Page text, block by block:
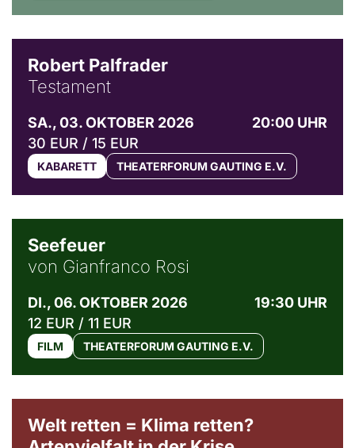
Robert Palfrader
Testament
SA., 03. OKTOBER 2026
20:00 UHR
30 EUR / 15 EUR
KABARETT THEATERFORUM GAUTING E.V.
Seefeuer
von Gianfranco Rosi
DI., 06. OKTOBER 2026
19:30 UHR
12 EUR / 11 EUR
FILM THEATERFORUM GAUTING E.V.
Welt retten = Klima retten?